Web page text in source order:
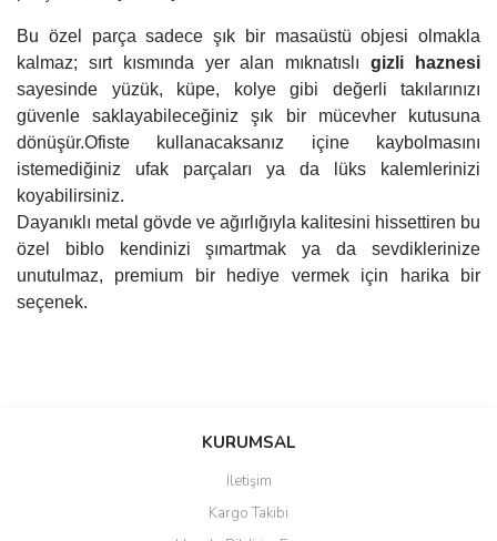
Bu özel parça sadece şık bir masaüstü objesi olmakla
kalmaz; sırt kısmında yer alan mıknatıslıgizli haznesi
sayesinde yüzük, küpe, kolye gibi değerli takılarınızı
güvenle saklayabileceğiniz şık bir mücevher kutusuna
dönüşür.Ofiste kullanacaksanız içine kaybolmasını
istemediğiniz ufak parçaları ya da lüks kalemlerinizi
koyabilirsiniz.
Dayanıklı metal gövde ve ağırlığıyla kalitesini hissettiren bu
özel biblo kendinizi şımartmak ya da sevdiklerinize
unutulmaz, premium bir hediye vermek için harika bir
seçenek.
Bu ürüne ilk yorumu siz yapın!
Ürün resmi kalitesiz, bozuk veya görüntülenemiyor.
KURUMSAL
İletişim
Kargo Takibi